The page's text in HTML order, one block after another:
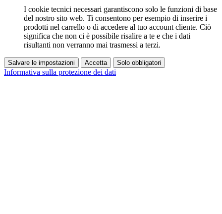
I cookie tecnici necessari garantiscono solo le funzioni di base
del nostro sito web. Ti consentono per esempio di inserire i
prodotti nel carrello o di accedere al tuo account cliente. Ciò
significa che non ci è possibile risalire a te e che i dati
risultanti non verranno mai trasmessi a terzi.
Salvare le impostazioni Accetta Solo obbligatori
Informativa sulla protezione dei dati